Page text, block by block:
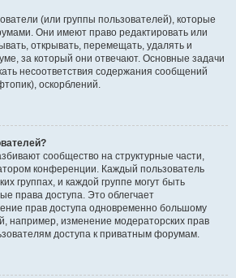
(или группы пользователей), которые
Они имеют право редактировать или
открывать, перемещать, удалять и
за который они отвечают. Основные задачи
несоответствия содержания сообщений
оскорблений.
сообщество на структурные части,
конференции. Каждый пользователь
группах, и каждой группе могут быть
права доступа. Это облегчает
прав доступа одновременно большому
например, изменение модераторских прав
доступа к приватным форумам.